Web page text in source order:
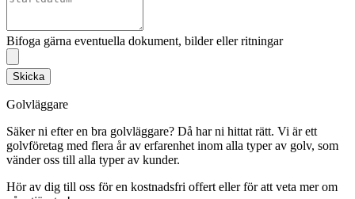
Bifoga gärna eventuella dokument, bilder eller ritningar
Skicka
Golvläggare
Säker ni efter en bra golvläggare? Då har ni hittat rätt. Vi är ett
golvföretag med flera år av erfarenhet inom alla typer av golv, som
vänder oss till alla typer av kunder.
Hör av dig till oss för en kostnadsfri offert eller för att veta mer om